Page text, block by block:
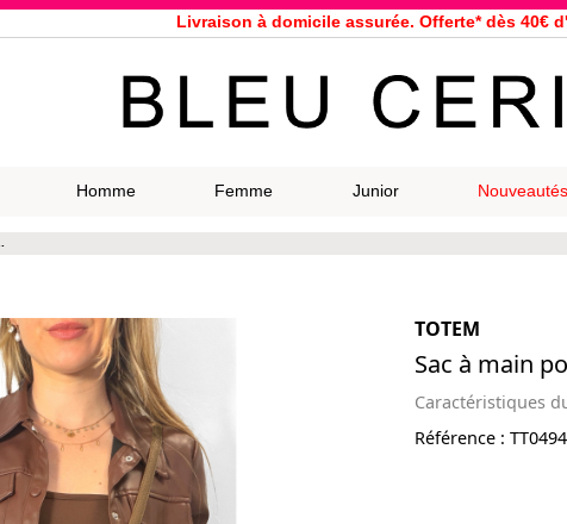
Livraison à domicile assurée. Offerte* dès 40€
Expédition le jour même pour toutes commandes passées avant
33 magasins répartis dans la France. Un à proximité de
Homme Femme Junior Nouveautés
TOTEM
Sac à main
Caractéristiques
Référence : TT0494